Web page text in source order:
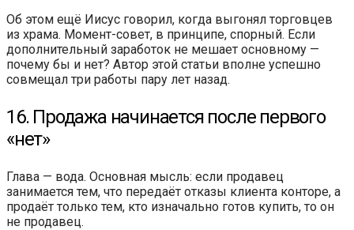
Об этом ещё Иисус говорил, когда выгонял торговцев
из храма. Момент-совет, в принципе, спорный. Если
дополнительный заработок не мешает основному —
почему бы и нет? Автор этой статьи вполне успешно
совмещал три работы пару лет назад.
16. Продажа начинается после первого
«нет»
Глава — вода. Основная мысль: если продавец
занимается тем, что передаёт отказы клиента конторе, а
продаёт только тем, кто изначально готов купить, то он
не продавец.